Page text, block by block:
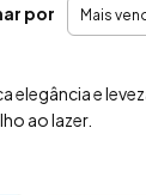
por
elegância e
ao lazer.